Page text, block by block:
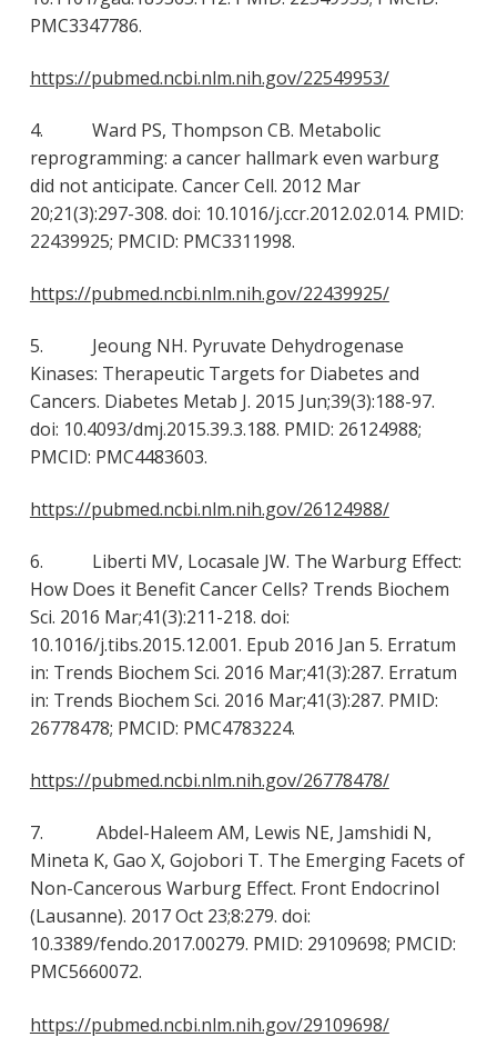
PMC3347786.
https://pubmed.ncbi.nlm.nih.gov/22549953/
4. Ward PS, Thompson CB. Metabolic
reprogramming: a cancer hallmark even warburg
did not anticipate. Cancer Cell. 2012 Mar
20;21(3):297-308. doi: 10.1016/j.ccr.2012.02.014. PMID:
22439925; PMCID: PMC3311998.
https://pubmed.ncbi.nlm.nih.gov/22439925/
5. Jeoung NH. Pyruvate Dehydrogenase
Kinases: Therapeutic Targets for Diabetes and
Cancers. Diabetes Metab J. 2015 Jun;39(3):188-97.
doi: 10.4093/dmj.2015.39.3.188. PMID: 26124988;
PMCID: PMC4483603.
https://pubmed.ncbi.nlm.nih.gov/26124988/
6. Liberti MV, Locasale JW. The Warburg Effect:
How Does it Benefit Cancer Cells? Trends Biochem
Sci. 2016 Mar;41(3):211-218. doi:
10.1016/j.tibs.2015.12.001. Epub 2016 Jan 5. Erratum
in: Trends Biochem Sci. 2016 Mar;41(3):287. Erratum
in: Trends Biochem Sci. 2016 Mar;41(3):287. PMID:
26778478; PMCID: PMC4783224.
https://pubmed.ncbi.nlm.nih.gov/26778478/
7. Abdel-Haleem AM, Lewis NE, Jamshidi N,
Mineta K, Gao X, Gojobori T. The Emerging Facets of
Non-Cancerous Warburg Effect. Front Endocrinol
(Lausanne). 2017 Oct 23;8:279. doi:
10.3389/fendo.2017.00279. PMID: 29109698; PMCID:
PMC5660072.
https://pubmed.ncbi.nlm.nih.gov/29109698/